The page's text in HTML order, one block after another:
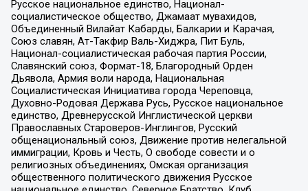
Русское национальное единство, Национал-
социалистическое общество, Джамаат мувахидов,
Объединенный Вилайат Кабарды, Балкарии и Карачая,
Союз славян, Ат-Такфир Валь-Хиджра, Пит Буль,
Национал-социалистическая рабочая партия России,
Славянский союз, Формат-18, Благородный Орден
Дьявола, Армия воли народа, Национальная
Социалистическая Инициатива города Череповца,
Духовно-Родовая Держава Русь, Русское национальное
единство, Древнерусской Инглистической церкви
Православных Староверов-Инглингов, Русский
общенациональный союз, Движение против нелегальной
иммиграции, Кровь и Честь, О свободе совести и о
религиозных объединениях, Омская организация
общественного политического движения Русское